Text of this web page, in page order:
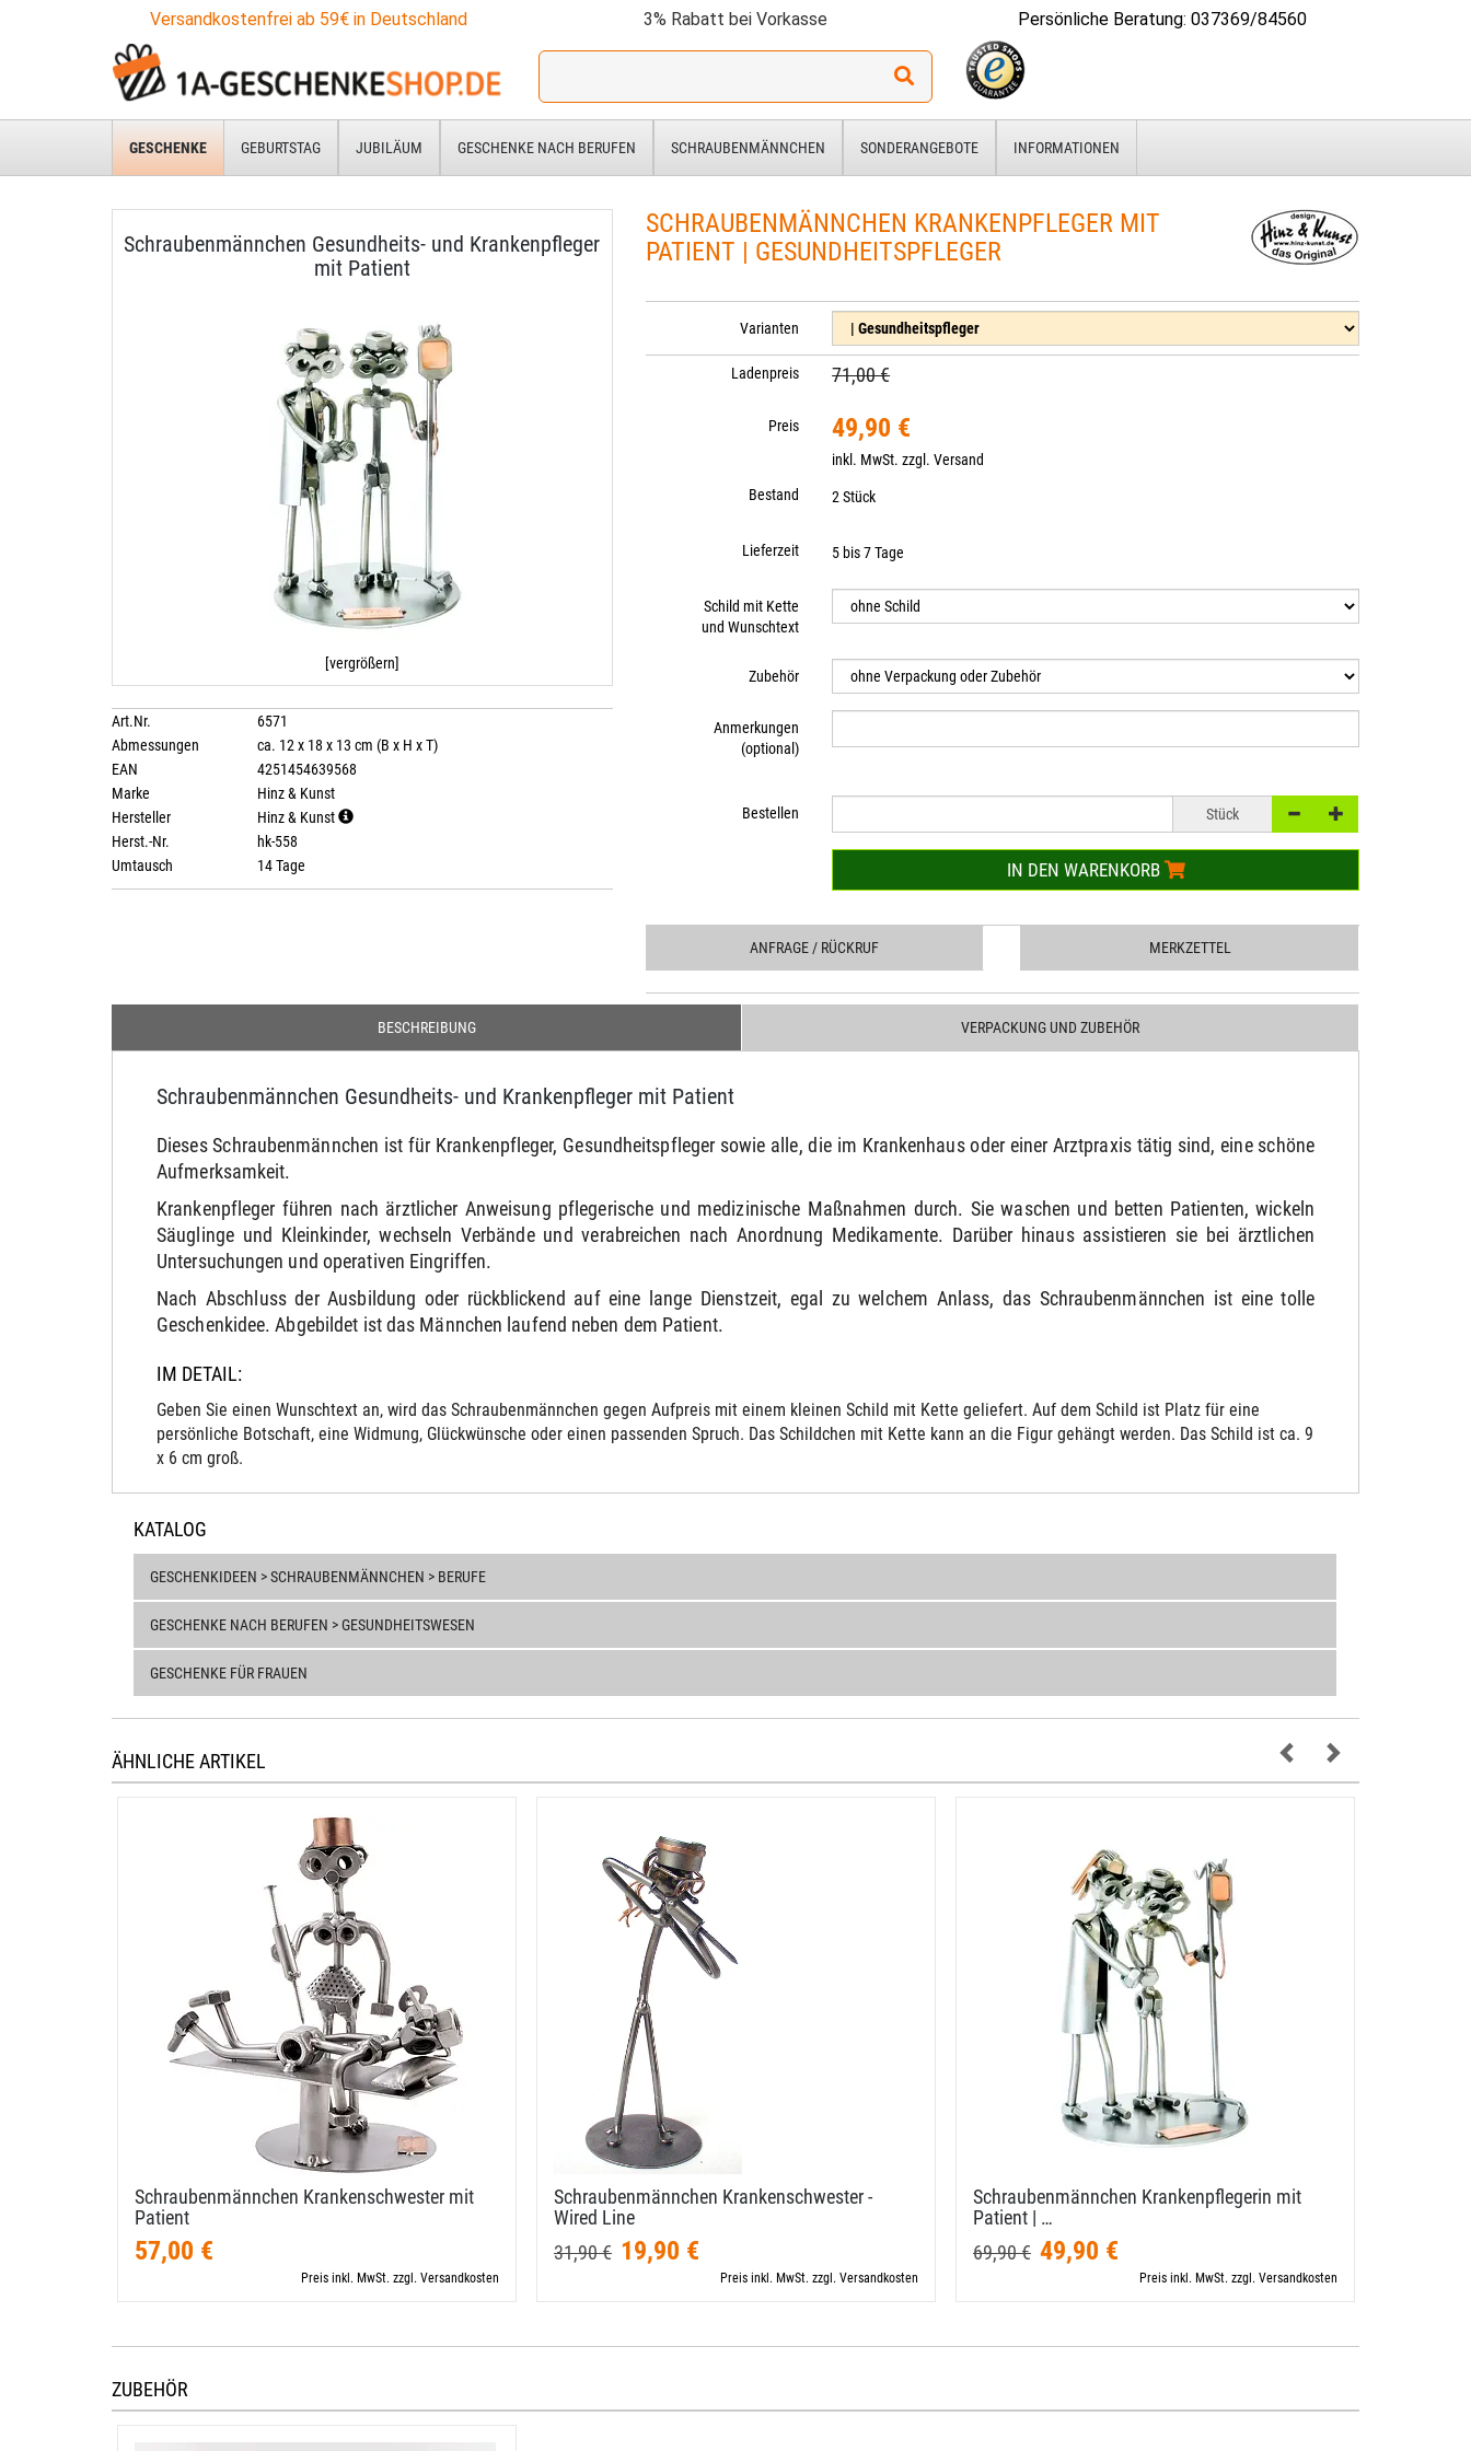
Versandkostenfrei ab 59€ in Deutschland 3% Rabatt bei Vorkasse Persönliche Beratung: 037369/84560
Ich
für:
GESCHENKE GEBURTSTAG JUBILÄUM GESCHENKE NACH BERUFEN SCHRAUBENMÄNNCHEN SONDERANGEBOTE INFORMATIONEN
Schraubenmännchen Gesundheits- und Krankenpfleger
mit Patient
[vergrößern]
SCHRAUBENMÄNNCHEN KRANKENPFLEGER MIT
PATIENT | GESUNDHEITSPFLEGER
Varianten
Ladenpreis 71,00 €
Preis 49,90 €
inkl. MwSt. zzgl.Versand
Bestand
2 Stück
Lieferzeit 5 bis 7 Tage
Schild mit Kette
und Wunschtext
Zubehör
Anmerkungen
(optional)
Bestellen Stück
IN DEN WARENKORB
ANFRAGE / RÜCKRUF MERKZETTEL
Art.Nr.
6571
Abmessungen
ca. 12 x 18 x 13 cm (B x H x T)
EAN
4251454639568
Marke
Hinz & Kunst
Hersteller
Hinz & Kunst
Herst.-Nr.
hk-558
Umtausch
14 Tage
BESCHREIBUNG VERPACKUNG UND ZUBEHÖR
Schraubenmännchen Gesundheits- und Krankenpfleger mit Patient
Dieses Schraubenmännchen ist für Krankenpfleger, Gesundheitspfleger sowie alle, die im Krankenhaus oder einer Arztpraxis tätig sind, eine schöne
Aufmerksamkeit.
Krankenpfleger führen nach ärztlicher Anweisung pflegerische und medizinische Maßnahmen durch. Sie waschen und betten Patienten, wickeln
Säuglinge und Kleinkinder, wechseln Verbände und verabreichen nach Anordnung Medikamente. Darüber hinaus assistieren sie bei ärztlichen
Untersuchungen und operativen Eingriffen.
Nach Abschluss der Ausbildung oder rückblickend auf eine lange Dienstzeit, egal zu welchem Anlass, das Schraubenmännchen ist eine tolle
Geschenkidee. Abgebildet ist das Männchen laufend neben dem Patient.
IM DETAIL:
Geben Sie einen Wunschtext an, wird das Schraubenmännchen gegen Aufpreis mit einem kleinen Schild mit Kette geliefert. Auf dem Schild ist Platz für eine
persönliche Botschaft, eine Widmung, Glückwünsche oder einen passenden Spruch. Das Schildchen mit Kette kann an die Figur gehängt werden. Das Schild ist ca. 9
x 6 cm groß.
KATALOG
GESCHENKIDEEN > SCHRAUBENMÄNNCHEN > BERUFE
GESCHENKE NACH BERUFEN > GESUNDHEITSWESEN
GESCHENKE FÜR FRAUEN
ÄHNLICHE ARTIKEL
Schraubenmännchen Krankenschwester mit
Patient
57,00 €
Preis inkl. MwSt. zzgl. Versandkosten
Schraubenmännchen Krankenschwester -
Wired Line
31,90 € 19,90 €
Preis inkl. MwSt. zzgl. Versandkosten
Schraubenmännchen Krankenpflegerin mit
Patient | …
69,90 € 49,90 €
Preis inkl. MwSt. zzgl. Versandkosten
ZUBEHÖR